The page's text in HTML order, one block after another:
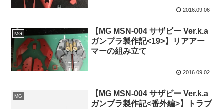
2016.09.06
MG
【MG MSN-004 サザビー Ver.k.a
ガンプラ製作記<19>】リアアー
マーの組み立て
2016.09.02
MG
【MG MSN-004 サザビー Ver.k.a
ガンプラ製作記<番外編>】トラブ